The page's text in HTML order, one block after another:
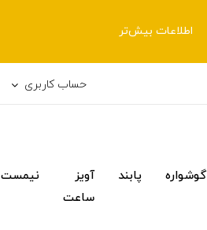
اطلاعات بیش‌تر
حساب کاربری
گوشواره پابند
آویز
ساعت
نیمست